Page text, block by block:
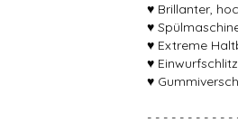
♥ Brillanter,
♥
♥ Extreme
♥
♥
- - - - - - - - - - -